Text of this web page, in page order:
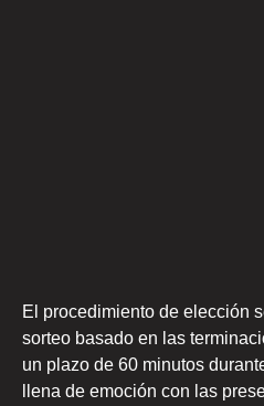
El procedimiento de elección
sorteo basado en las
un plazo de 60 minutos
llena de emoción con las